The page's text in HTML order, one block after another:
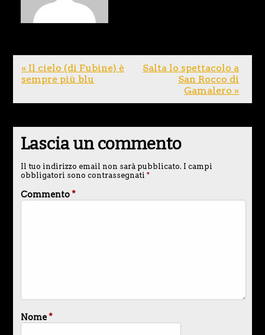
« Il cielo (di Fubine) è
sempre più blu
Salta lo spettacolo a
San Rocco di
Gamalero »
Lascia un commento
Il tuo indirizzo email non sarà pubblicato. I campi
obbligatori sono contrassegnati *
Commento*
Nome*